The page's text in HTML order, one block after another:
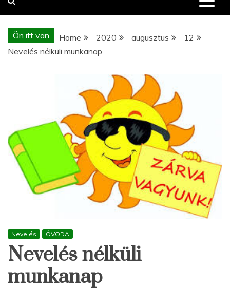
Ön itt van Home 2020 augusztus
12
Nevelés nélküli munkanap
Nevelés ÓVODA
Nevelés nélküli
munkanap